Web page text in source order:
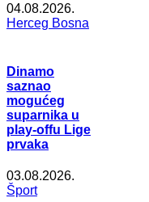
04.08.2026.
Herceg Bosna
Dinamo
saznao
mogućeg
suparnika u
play-offu Lige
prvaka
03.08.2026.
Šport